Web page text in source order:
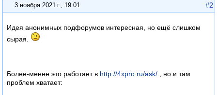
3 ноября 2021 г., 19:01 #2
Идея анонимных подфорумов интересная, но ещё слишком
сырая.
Более-менее это работает в http://4xpro.ru/ask/ , но и там
проблем хватает: